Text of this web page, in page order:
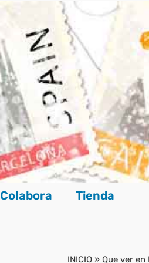
Colabora Tienda
INICIO » Que ver en